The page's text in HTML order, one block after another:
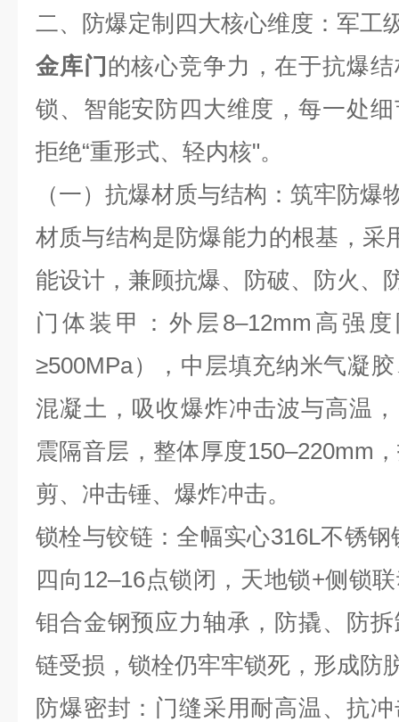
二、防爆定制四大核心维度：军工
金库门 的核心竞争力，在于抗爆
锁、智能安防四大维度，每一处
拒绝“重形式、轻内核"。
（一）抗爆材质与结构：筑牢防爆
材质与结构是防爆能力的根基，采
能设计，兼顾抗爆、防破、防火、
门体装甲：外层 8–12mm 高强
≥500MPa），中层填充纳米气凝
混凝土，吸收爆炸冲击波与高温
震隔音层，整体厚度150–220mm
剪、冲击锤、爆炸冲击。
锁栓与铰链：全幅实心316L不锈钢
四向 12–16点锁闭，天地锁+侧锁
钼合金钢预应力轴承，防撬、防
链受损，锁栓仍牢牢锁死，形成防
防爆密封：门缝采用耐高温、抗